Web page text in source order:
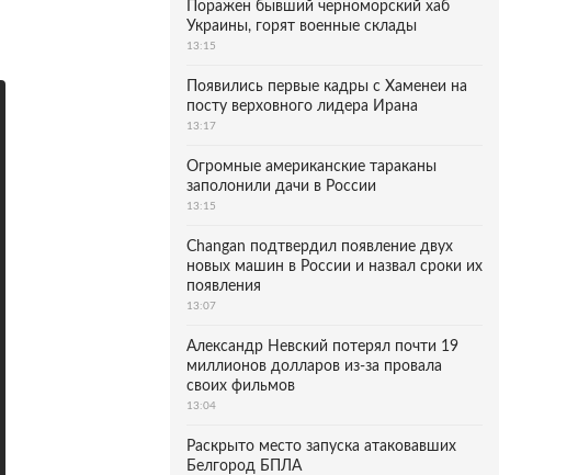
Поражен бывший черноморский хаб
Украины, горят военные склады
13:15
Появились первые кадры с Хаменеи на
посту верховного лидера Ирана
13:17
Огромные американские тараканы
заполонили дачи в России
13:15
Changan подтвердил появление двух
новых машин в России и назвал сроки их
появления
13:07
Александр Невский потерял почти 19
миллионов долларов из-за провала
своих фильмов
13:04
Раскрыто место запуска атаковавших
Белгород БПЛА